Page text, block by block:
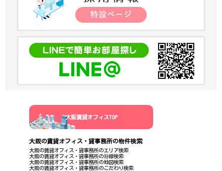
大阪賃貸オフィスTOP
大阪の賃貸オフィス・貸事務所の物件検索
大阪の賃貸オフィス・貸事務所のエリア検索
大阪の賃貸オフィス・貸事務所の沿線検索
大阪の賃貸オフィス・貸事務所の地図検索
大阪の賃貸オフィス・貸事務所のこだわり検索